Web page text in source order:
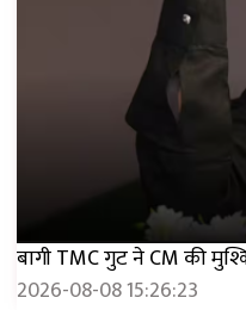
बागी TMC गुट ने CM की
2026-08-08 15:26:23